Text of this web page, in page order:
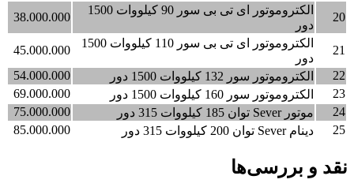
20
الکتروموتور ای تی بی سور 90 کیلووات 1500
دور
38.000.000
21
الکتروموتور ای تی بی سور 110 کیلووات 1500
دور
45.000.000
22
الکتروموتور سور 132 کیلووات 1500 دور
54.000.000
23
الکتروموتور سور 160 کیلووات 1500 دور
69.000.000
24
موتور Sever توان 185 کیلووات 315 دور
75.000.000
25
دینام Sever توان 200 کیلووات 315 دور 85.000.000
نقد و بررسی‌ها